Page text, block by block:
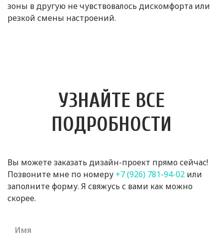
зоны в другую не чувствовалось дискомфорта или
резкой смены настроений.
УЗНАЙТЕ ВСЕ
ПОДРОБНОСТИ
Вы можете заказать дизайн-проект прямо сейчас!
Позвоните мне по номеру +7 (926) 781-94-02 или
заполните форму. Я свяжусь с вами как можно
скорее.
Имя